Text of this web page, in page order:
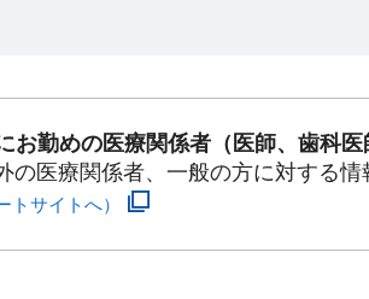
お勤めの医療関係者（医師、歯科医
医療関係者、一般の方に対する
サイトへ）